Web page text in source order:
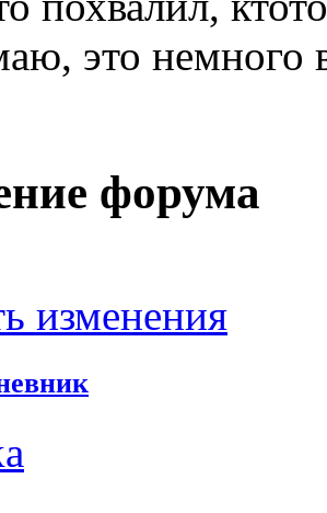
это немного
форума
изменения